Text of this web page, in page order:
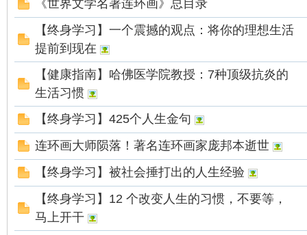
《世界文学名著连环画》总目录
【终身学习】一个震撼的观点：将你的理想生活
提前到现在
【健康指南】哈佛医学院教授：7种顶级抗炎的
生活习惯
【终身学习】425个人生金句
连环画大师陨落！著名连环画家庞邦本逝世
【终身学习】被社会捶打出的人生经验
【终身学习】12 个改变人生的习惯，不要等，
马上开干